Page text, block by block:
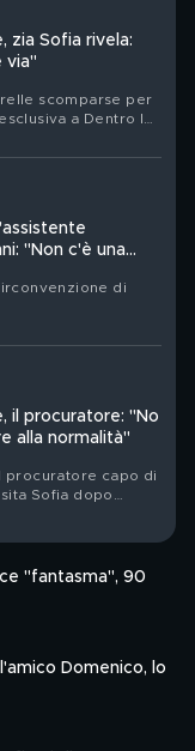
zia Sofia rivela:
via"
scomparse per
a Dentro la
"Non c'è una
di
il procuratore: "No
alla normalità"
procuratore capo di
Sofia dopo
"fantasma", 90
Domenico, lo